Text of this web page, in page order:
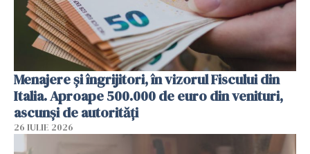
Menajere și îngrijitori, în vizorul Fiscului din
Italia. Aproape 500.000 de euro din venituri,
ascunși de autorități
26 IULIE 2026